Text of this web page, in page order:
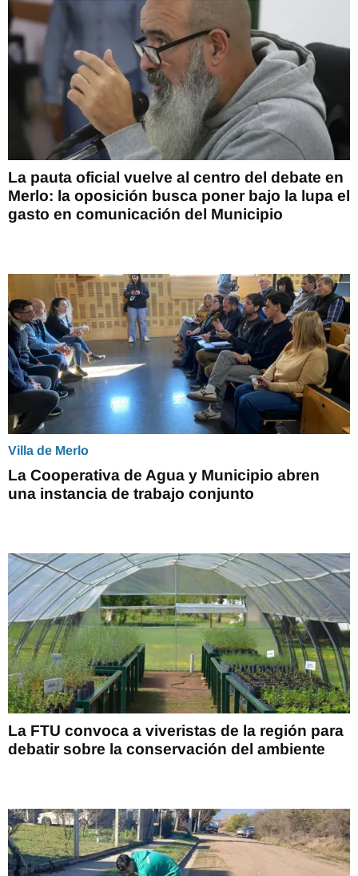
La pauta oficial vuelve al centro del debate en
Merlo: la oposición busca poner bajo la lupa el
gasto en comunicación del Municipio
Villa de Merlo
La Cooperativa de Agua y Municipio abren
una instancia de trabajo conjunto
La FTU convoca a viveristas de la región para
debatir sobre la conservación del ambiente